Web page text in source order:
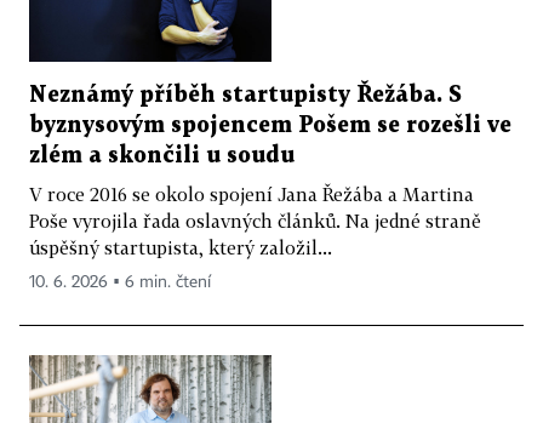
Neznámý příběh startupisty Řežába. S
byznysovým spojencem Pošem se rozešli ve
zlém a skončili u soudu
V roce 2016 se okolo spojení Jana Řežába a Martina
Poše vyrojila řada oslavných článků. Na jedné straně
úspěšný startupista, který založil...
10. 6. 2026 ▪ 6 min. čtení